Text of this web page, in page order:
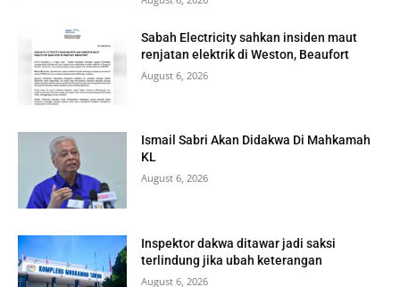
Sabah Electricity sahkan insiden maut
renjatan elektrik di Weston, Beaufort
August 6, 2026
Ismail Sabri Akan Didakwa Di Mahkamah
KL
August 6, 2026
Inspektor dakwa ditawar jadi saksi
terlindung jika ubah keterangan
August 6, 2026